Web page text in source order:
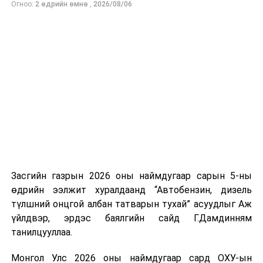
нийлүүлэлтийг тогтворжуулах хүрээнд бусад эх
Огноо: 2 өдрийн өмнө , 2026/08/06
Засгийн газрын 2026 оны наймдугаар сарын 5-ны
өдрийн ээлжит хуралдаанд “Автобензин, дизель
түлшний онцгой албан татварын тухай” асуудлыг Аж
үйлдвэр, эрдэс баялгийн сайд Г.Дамдинням
танилцууллаа.
Монгол Улс 2026 оны наймдугаар сард ОХУ-ын